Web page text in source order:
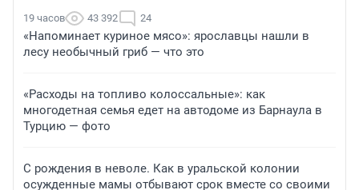
19 часов 43 392 24
«Напоминает куриное мясо»: ярославцы нашли в
лесу необычный гриб — что это
«Расходы на топливо колоссальные»: как
многодетная семья едет на автодоме из Барнаула в
Турцию — фото
С рождения в неволе. Как в уральской колонии
осужденные мамы отбывают срок вместе со своими